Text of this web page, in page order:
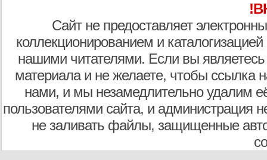
Сайт не предоставляет
коллекционированием и
нашими читателями. Если вы являетесь
материала и не желаете, чтобы ссылка
нами, и мы незамедлительно удалим
пользователями сайта, и администрация
не заливать файлы, защищенные